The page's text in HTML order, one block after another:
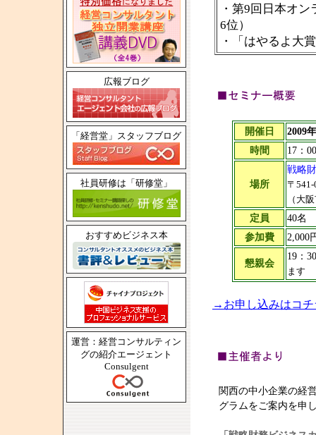
広報ブログ
「経営堂」スタッフブログ
社員研修は「研修堂」
おすすめビジネス本
運営：経営コンサルティン
グの紹介エージェント
Consulgent
・第9回日本オ
6位）
・「はやるよ大
開催日
2009
時間
17：
場所
戦略
〒
（大
定員
40名
参加費
2,000
懇親会
19：
ます
→お申し込みはコチ
関西の中小企業の経
グラムをご案内を申